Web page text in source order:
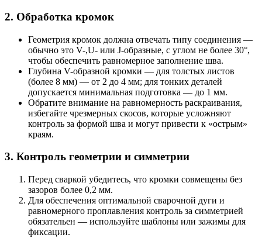
2. Обработка кромок
Геометрия кромок должна отвечать типу соединения —
обычно это V-,U- или J-образные, с углом не более 30°,
чтобы обеспечить равномерное заполнение шва.
Глубина V-образной кромки — для толстых листов
(более 8 мм) — от 2 до 4 мм; для тонких деталей
допускается минимальная подготовка — до 1 мм.
Обратите внимание на равномерность раскраивания,
избегайте чрезмерных скосов, которые усложняют
контроль за формой шва и могут привести к «острым»
краям.
3. Контроль геометрии и симметрии
Перед сваркой убедитесь, что кромки совмещены без
зазоров более 0,2 мм.
Для обеспечения оптимальной сварочной дуги и
равномерного проплавления контроль за симметрией
обязательен — используйте шаблоны или зажимы для
фиксации.